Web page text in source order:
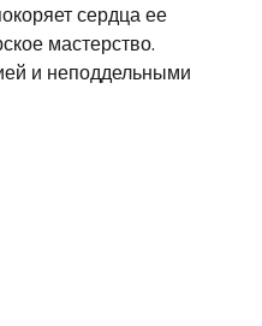
сердца ее
мастерство.
и неподдельными